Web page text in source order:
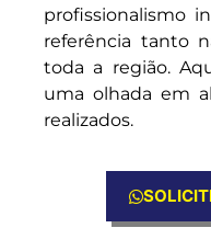
profissionalismo
referência tanto
toda a região.
uma olhada em
realizados.